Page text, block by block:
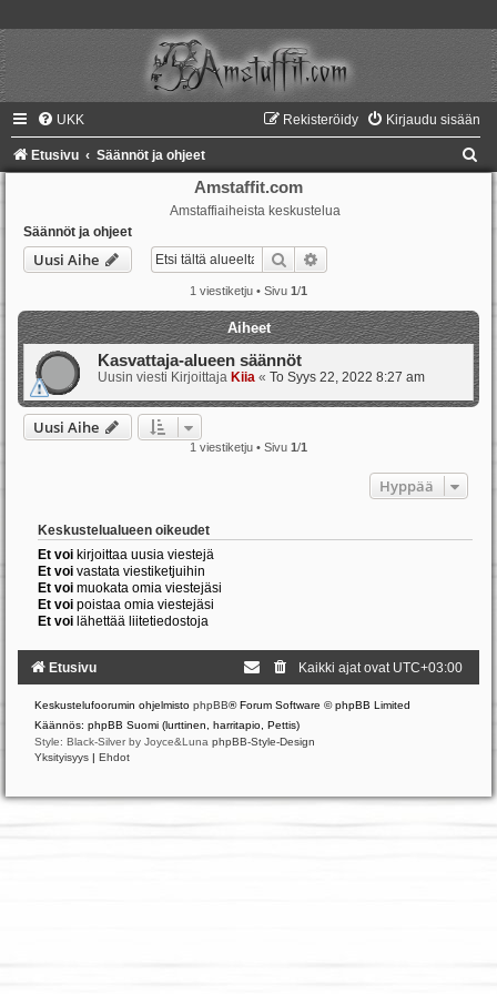
UKK Kirjaudu sisään
Rekisteröidy
Etusivu Säännöt ja ohjeet
Amstaffit.com
Amstaffiaiheista keskustelua
Säännöt ja ohjeet
Uusi Aihe Etsi
1 viestiketju • Sivu 1/1
Aiheet
Kasvattaja-alueen säännöt
Uusin viesti Kirjoittaja Kiia « To Syys 22, 2022 8:27 am
Uusi Aihe
1 viestiketju • Sivu 1/1
Hyppää
Keskustelualueen oikeudet
Et voi kirjoittaa uusia viestejä
Et voi vastata viestiketjuihin
Et voi muokata omia viestejäsi
Et voi poistaa omia viestejäsi
Et voi lähettää liitetiedostoja
Etusivu Kaikki ajat ovat UTC+03:00
Keskustelufoorumin ohjelmisto phpBB® Forum Software © phpBB Limited
Käännös: phpBB Suomi (lurttinen, harritapio, Pettis)
Style: Black-Silver by Joyce&Luna phpBB-Style-Design
Yksityisyys | Ehdot